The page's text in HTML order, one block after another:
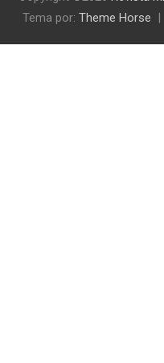
Tema por: Theme Horse